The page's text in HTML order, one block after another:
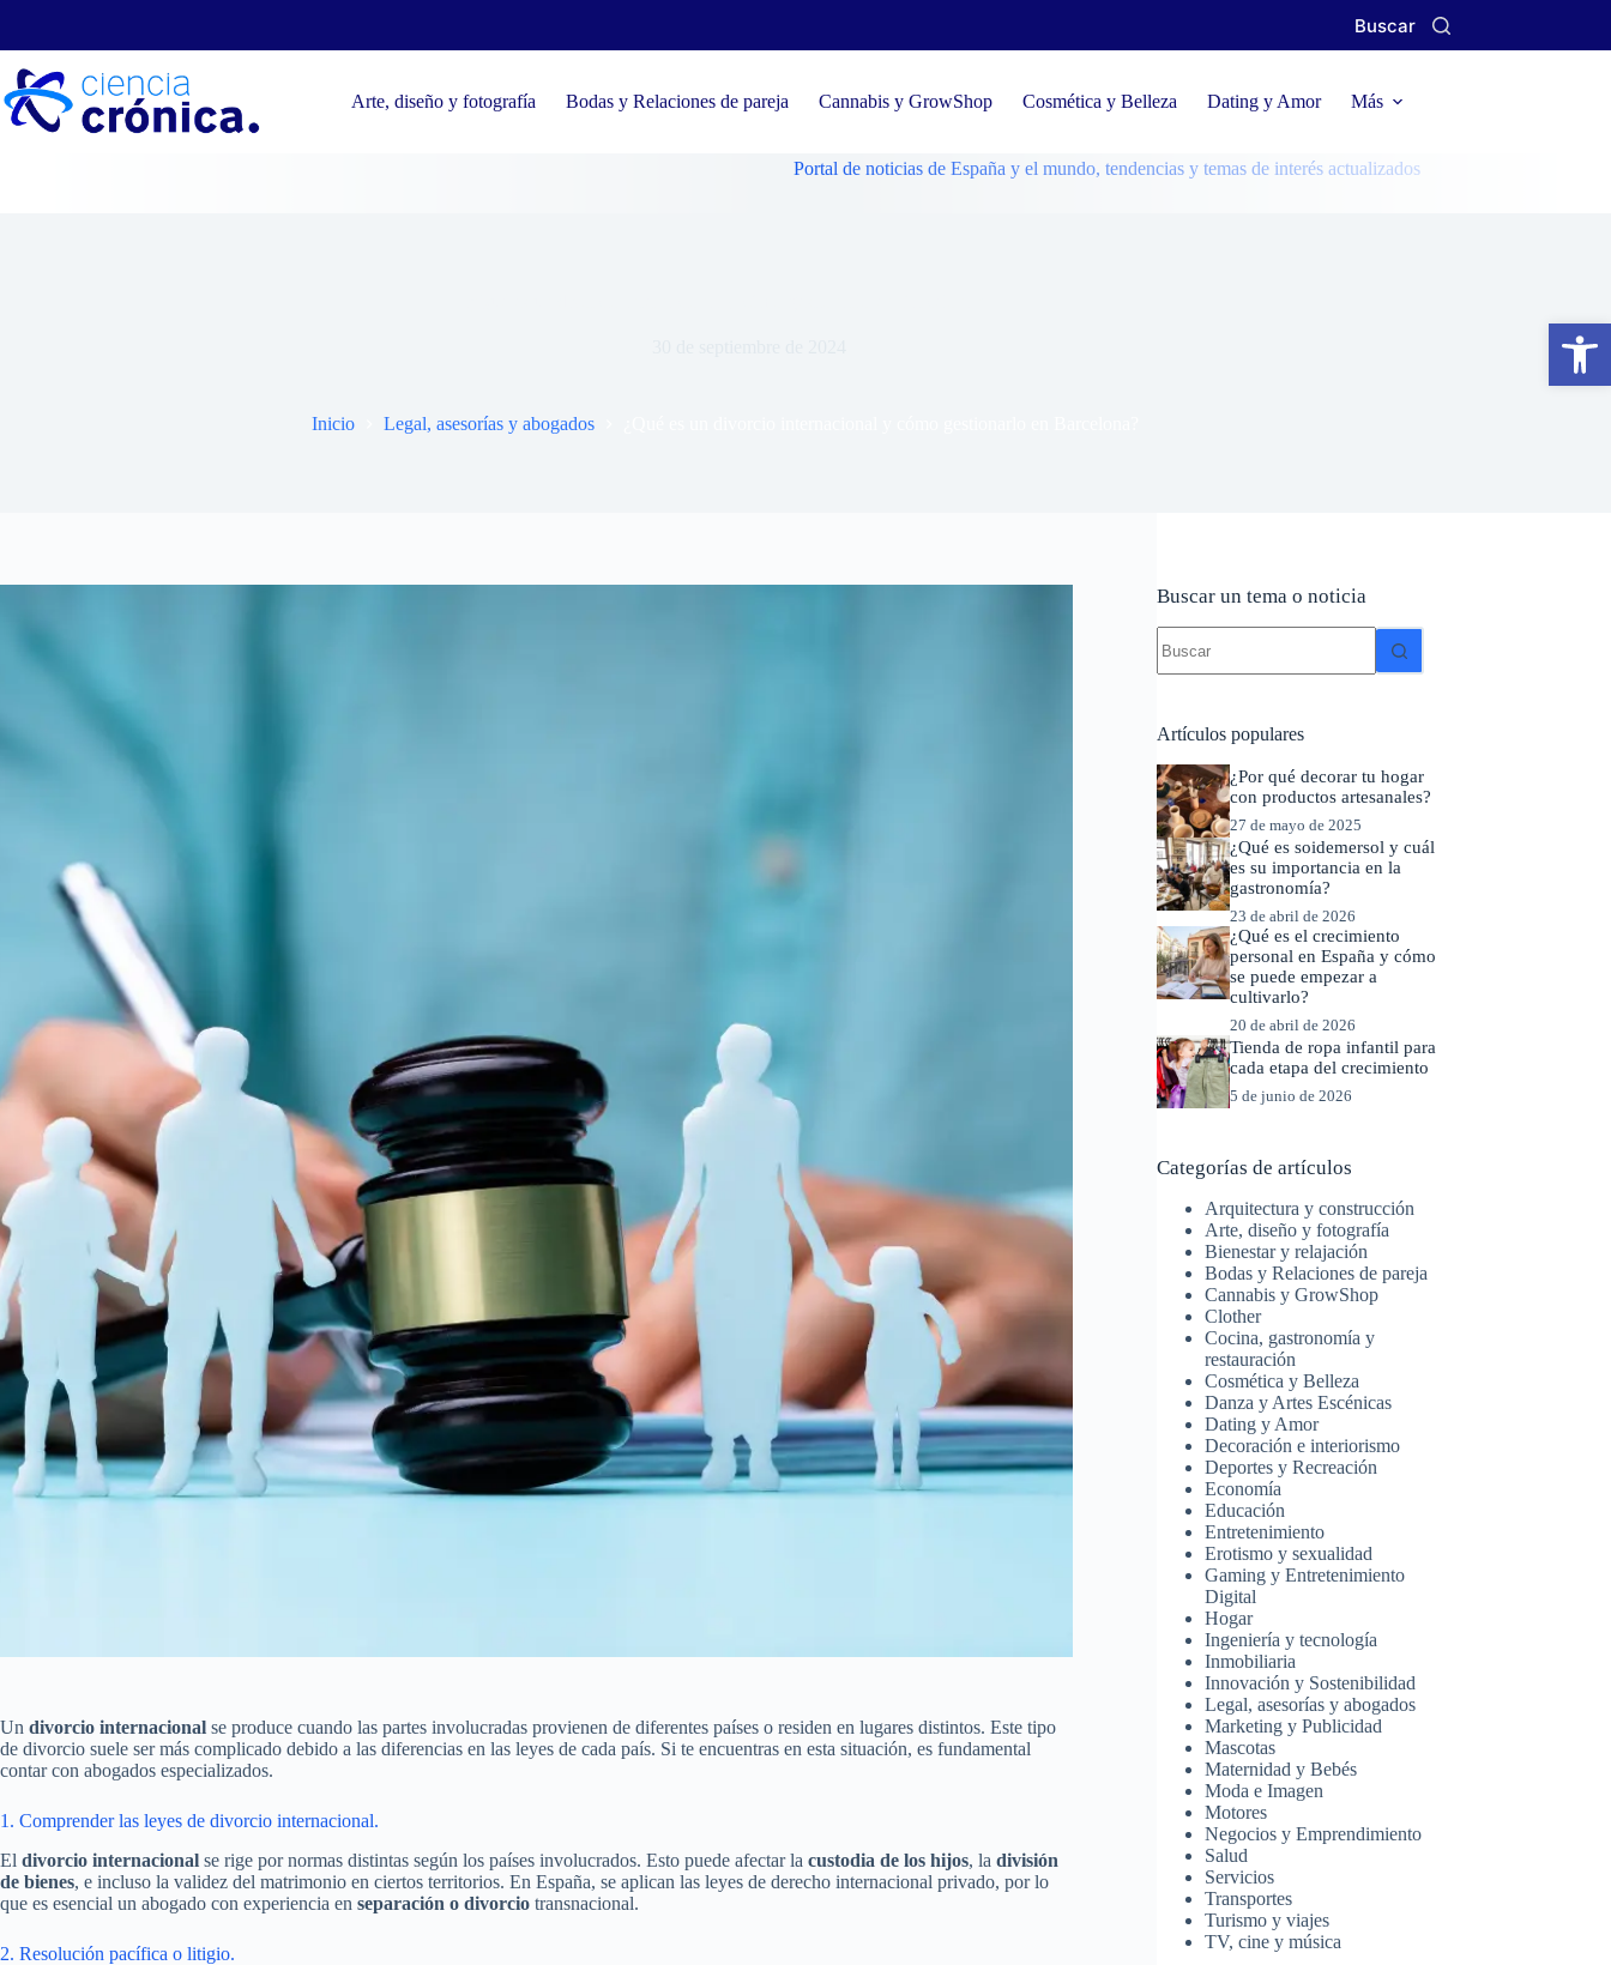
Abrir barra de herramientas
contenido
Buscar
Arte, diseño y fotografía Bodas y Relaciones de pareja Cannabis y GrowShop Cosmética y Belleza Dating y Amor Más
Portal de noticias de España y el mundo, tendencias y temas de interés actualizados
Inicio Legal, asesorías y abogados
Un divorcio internacional se produce cuando las partes involucradas provienen de diferentes países o residen en lugares distintos. Este tipo
de divorcio suele ser más complicado debido a las diferencias en las leyes de cada país. Si te encuentras en esta situación, es fundamental
contar con abogados especializados.
1. Comprender las leyes de divorcio internacional.
El divorcio internacional se rige por normas distintas según los países involucrados. Esto puede afectar la custodia de los hijos, la división
de bienes, e incluso la validez del matrimonio en ciertos territorios. En España, se aplican las leyes de derecho internacional privado, por lo
que es esencial un abogado con experiencia en separación o divorcio transnacional.
2. Resolución pacífica o litigio.
Buscar un tema o noticia
resultados
Artículos populares
¿Por qué decorar tu hogar
con productos artesanales?
27 de mayo de 2025
¿Qué es soidemersol y cuál
es su importancia en la
gastronomía?
23 de abril de 2026
¿Qué es el crecimiento
personal en España y cómo
se puede empezar a
cultivarlo?
20 de abril de 2026
Tienda de ropa infantil para
cada etapa del crecimiento
5 de junio de 2026
Categorías de artículos
Arquitectura y construcción
Arte, diseño y fotografía
Bienestar y relajación
Bodas y Relaciones de pareja
Cannabis y GrowShop
Clother
Cocina, gastronomía y
restauración
Cosmética y Belleza
Danza y Artes Escénicas
Dating y Amor
Decoración e interiorismo
Deportes y Recreación
Economía
Educación
Entretenimiento
Erotismo y sexualidad
Gaming y Entretenimiento
Digital
Hogar
Ingeniería y tecnología
Inmobiliaria
Innovación y Sostenibilidad
Legal, asesorías y abogados
Marketing y Publicidad
Mascotas
Maternidad y Bebés
Moda e Imagen
Motores
Negocios y Emprendimiento
Salud
Servicios
Transportes
Turismo y viajes
TV, cine y música